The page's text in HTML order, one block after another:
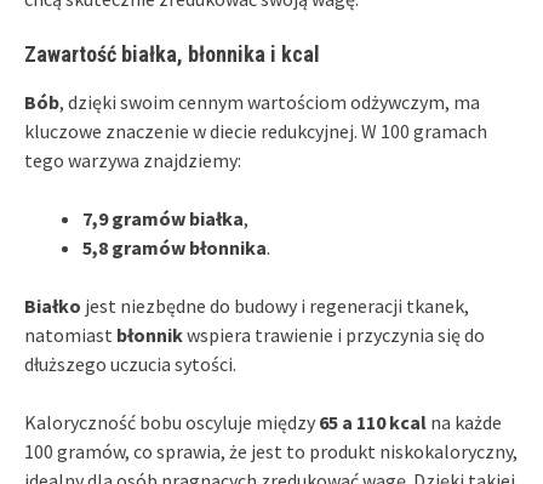
Zawartość białka, błonnika i kcal
Bób, dzięki swoim cennym wartościom odżywczym, ma
kluczowe znaczenie w diecie redukcyjnej. W 100 gramach
tego warzywa znajdziemy:
7,9 gramów białka,
5,8 gramów błonnika.
Białko jest niezbędne do budowy i regeneracji tkanek,
natomiast błonnikwspiera trawienie i przyczynia się do
dłuższego uczucia sytości.
Kaloryczność bobu oscyluje między 65 a 110 kcal na każde
100 gramów, co sprawia, że jest to produkt niskokaloryczny,